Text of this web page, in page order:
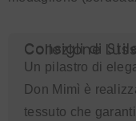
Consigli di Stile e Abbinamento -
Un pilastro di
Don Mimì è
tessuto che